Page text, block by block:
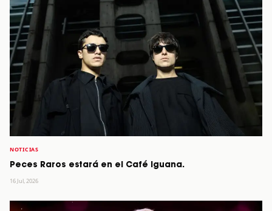
NOTICIAS
Peces Raros estará en el Café Iguana.
16 Jul, 2026